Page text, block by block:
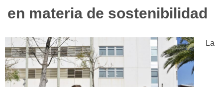
en materia de sostenibilidad
La